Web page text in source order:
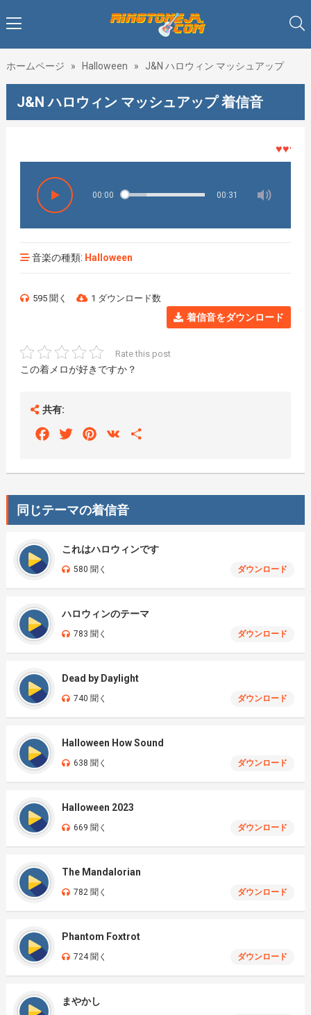
ホームページ » Halloween » J&N ハロウィン マッシュアップ
J&N ハロウィン マッシュアップ 着信音
♥♥♥着メ
00:00 00:31
音楽の種類: Halloween
595 聞く 1 ダウンロード数
着信音をダウンロード
Rate this post
この着メロが好きですか？
共有:
FacebookTwitterPinterest
VK
同じテーマの着信音
これはハロウィンです
580 聞く ダウンロード
ハロウィンのテーマ
783 聞く ダウンロード
Dead by Daylight
740 聞く ダウンロード
Halloween How Sound
638 聞く ダウンロード
Halloween 2023
669 聞く ダウンロード
The Mandalorian
782 聞く ダウンロード
Phantom Foxtrot
724 聞く ダウンロード
まやかし